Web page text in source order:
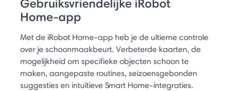
Gebruiksvriendelijke iRobot
Home-app
Met de iRobot Home-app heb je de ultieme controle
over je schoonmaakbeurt. Verbeterde kaarten, de
mogelijkheid om specifieke objecten schoon te
maken, aangepaste routines, seizoensgebonden
suggesties en intuïtieve Smart Home-integraties.